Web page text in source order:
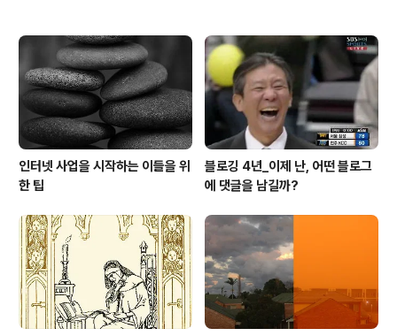
인터넷 사업을 시작하는 이들을 위
한 팁
블로깅 4년_이제 난, 어떤 블로그
에 댓글을 남길까?